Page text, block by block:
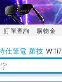
訂單查詢 購物金
仕筆電 羅技 Wifi7